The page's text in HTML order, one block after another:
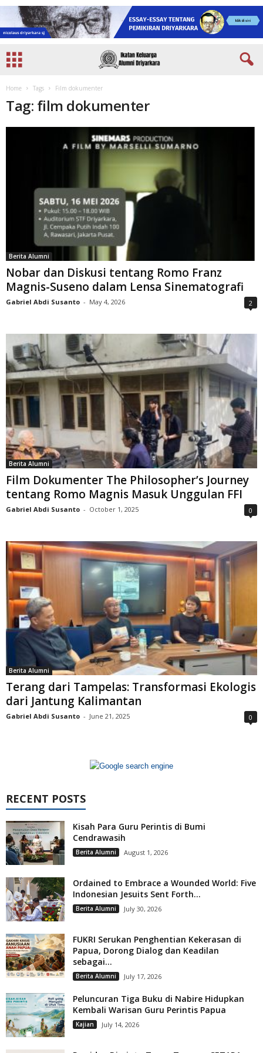
Home Tags Film dokumenter
Tag: film dokumenter
Berita Alumni
Nobar dan Diskusi tentang Romo Franz
Magnis-Suseno dalam Lensa Sinematografi
Gabriel Abdi Susanto - May 4, 2026 2
Berita Alumni
Film Dokumenter The Philosopher’s Journey
tentang Romo Magnis Masuk Unggulan FFI
Gabriel Abdi Susanto - October 1, 2025 0
Berita Alumni
Terang dari Tampelas: Transformasi Ekologis
dari Jantung Kalimantan
Gabriel Abdi Susanto - June 21, 2025 0
RECENT POSTS
Kisah Para Guru Perintis di Bumi
Cendrawasih
Berita Alumni August 1, 2026
Ordained to Embrace a Wounded World: Five
Indonesian Jesuits Sent Forth...
Berita Alumni July 30, 2026
FUKRI Serukan Penghentian Kekerasan di
Papua, Dorong Dialog dan Keadilan
sebagai...
Berita Alumni July 17, 2026
Peluncuran Tiga Buku di Nabire Hidupkan
Kembali Warisan Guru Perintis Papua
Kajian July 14, 2026